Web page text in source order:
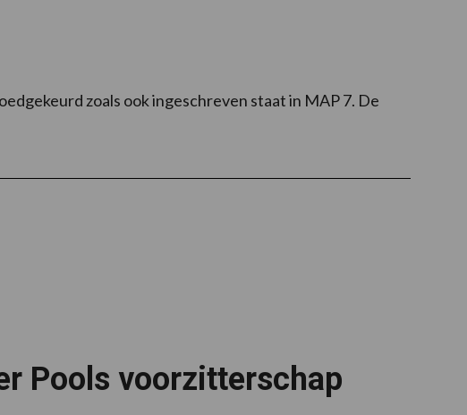
zoals ook ingeschreven staat in MAP 7. De
Pools voorzitterschap